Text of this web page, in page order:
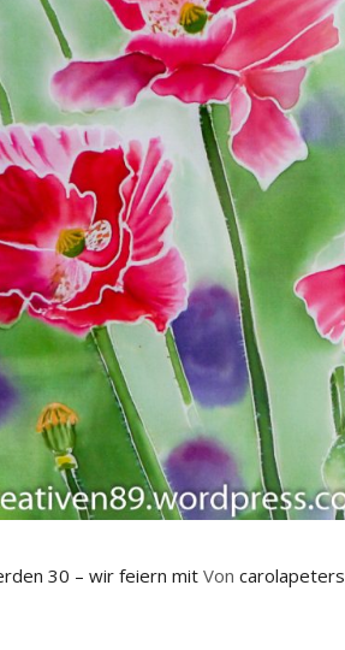
30 – wir feiern mitVon carolapeters